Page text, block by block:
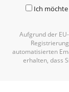
Ich
Aufgrund der
automatisierten
erhalten, dass